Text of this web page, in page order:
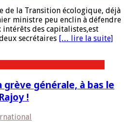
de la Transition écologique, déjà
ministre peu enclin à défendre
intérêts des capitalistes,est
secrétaires [… lire la suite]
grève générale, à bas le
!